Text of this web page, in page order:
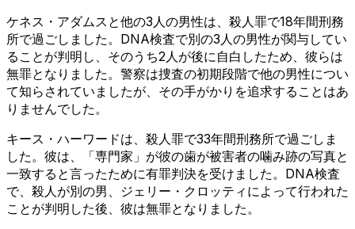
ケネス・アダムスと他の3人の男性は、殺人罪で18年間刑務
所で過ごしました。DNA検査で別の3人の男性が関与してい
ることが判明し、そのうち2人が後に自白したため、彼らは
無罪となりました。警察は捜査の初期段階で他の男性につい
て知らされていましたが、その手がかりを追求することはあ
りませんでした。
キース・ハーワードは、殺人罪で33年間刑務所で過ごしま
した。彼は、「専門家」が彼の歯が被害者の噛み跡の写真と
一致すると言ったために有罪判決を受けました。DNA検査
で、殺人が別の男、ジェリー・クロッティによって行われた
ことが判明した後、彼は無罪となりました。